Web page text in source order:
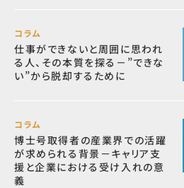
コラム
仕事ができないと周囲に思われ
る人、その本質を探る－”できな
い”から脱却するために
コラム
博士号取得者の産業界での活躍
が求められる背景－キャリア支
援と企業における受け入れの意
義